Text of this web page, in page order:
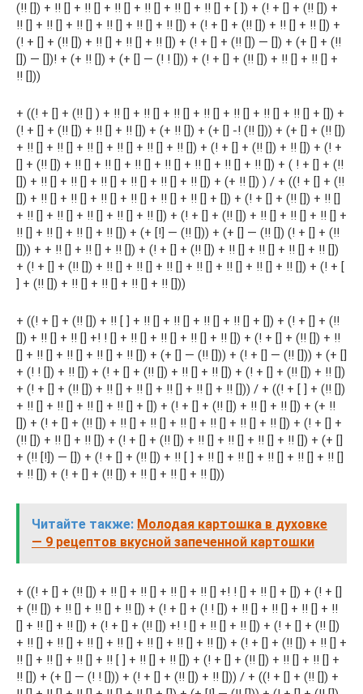
(!! []) + !! [] + !! [] + !! [] + !! [] + !! [] + !! [] + [ ]) + (! + [] + (!! []) +
!! [] + !! [] + !! [] + !! [] + !! [] + !! []) + (! + [] + (!! []) + !! [] + !! []) +
(! + [] + (!! []) + !! [] + !! [] + !! []) + (! + [] + (!! []) — []) + (+ [] + (!!
[]) — [])! + (+ !! []) + (+ [] — (! ! [])) + (! + [] + (!! []) + !! [] + !! [] +
!! []))
+ ((! + [] + (!! [] ) + !! [] + !! [] + !! [] + !! [] + !! [] + !! [] + !! [] + []) +
(! + [] + (!! []) + !! [] + !! []) + (+ !! []) + (+ [] -! (!! [])) + (+ [] + (!! [])
+ !! [] + !! [] + !! [] + !! [] + !! [] + !! []) + (! + [] + (!! []) + !! []) + (! +
[] + (!! []) + !! [] + !! [] + !! [] + !! [] + !! [] + !! [] + !! []) + ( ! + [] + (!!
[]) + !! [] + !! [] + !! [] + !! [] + !! [] + !! []) + (+ !! []) ) / + ((! + [] + (!!
[]) + !! [] + !! [] + !! [] + !! [] + !! [] + !! [] + []) + (! + [] + (!! []) + !! []
+ !! [] + !! [] + !! [] + !! [] + !! []) + (! + [] + (!! []) + !! [] + !! [] + !! [] +
!! [] + !! [] + !! [] + !! []) + (+ [!] — (!! [])) + (+ [] — (!! []) (! + [] + (!!
[])) + + !! [] + !! [] + !! []) + (! + [] + (!! []) + !! [] + !! [] + !! [] + !! [])
+ (! + [] + (!! []) + !! [] + !! [] + !! [] + !! [] + !! [] + !! [] + !! []) + (! + [
] + (!! []) + !! [] + !! [] + !! [] + !! []))
+ ((! + [] + (!! []) + !! [ ] + !! [] + !! [] + !! [] + !! [] + []) + (! + [] + (!!
[]) + !! [] + !! [] +! ! [] + !! [] + !! [] + !! [] + !! []) + (! + [] + (!! []) + !!
[] + !! [] + !! [] + !! [] + !! []) + (+ [] — (!! [])) + (! + [] — (!! [])) + (+ []
+ (! ! []) + !! []) + (! + [] + (!! []) + !! [] + !! []) + (! + [] + (!! []) + !! [])
+ (! + [] + (!! []) + !! [] + !! [] + !! [] + !! [] + !! [])) / + ((! + [ ] + (!! [])
+ !! [] + !! [] + !! [] + !! [] + []) + (! + [] + (!! []) + !! [] + !! []) + (+ !!
[]) + (! + [] + (!! []) + !! [] + !! [] + !! [] + !! [] + !! [] + !! []) + (! + [] +
(!! []) + !! [] + !! []) + (! + [] + (!! []) + !! [] + !! [] + !! [] + !! []) + (+ []
+ (!! [!]) — []) + (! + [] + (!! []) + !! [ ] + !! [] + !! [] + !! [] + !! [] + !! []
+ !! []) + (! + [] + (!! []) + !! [] + !! [] + !! []))
Читайте также: Молодая картошка в духовке
— 9 рецептов вкусной запеченной картошки
+ ((! + [] + (!! []) + !! [] + !! [] + !! [] + !! [] +! ! [] + !! [] + []) + (! + []
+ (!! []) + !! [] + !! [] + !! []) + (! + [] + (! ! []) + !! [] + !! [] + !! [] + !!
[] + !! [] + !! []) + (! + [] + (!! []) +! ! [] + !! [] + !! []) + (! + [] + (!! [])
+ !! [] + !! [] + !! [] + !! [] + !! [] + !! [] + !! []) + (! + [] + (!! []) + !! [] +
!! [] + !! [] + !! [] + !! [ ] + !! [] + !! []) + (! + [] + (!! []) + !! [] + !! [] +
!! []) + (+ [] — (! ! [])) + (! + [] + (!! []) + !! [])) / + ((! + [] + (!! []) +